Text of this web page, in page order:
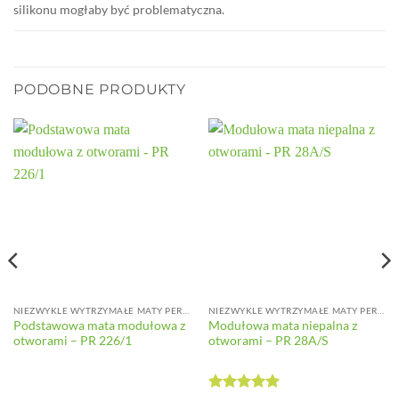
silikonu mogłaby być problematyczna.
PODOBNE PRODUKTY
Podstawowa mata modułowa z
otworami – PR 226/1
Modułowa mata niepalna z
otworami – PR 28A/S